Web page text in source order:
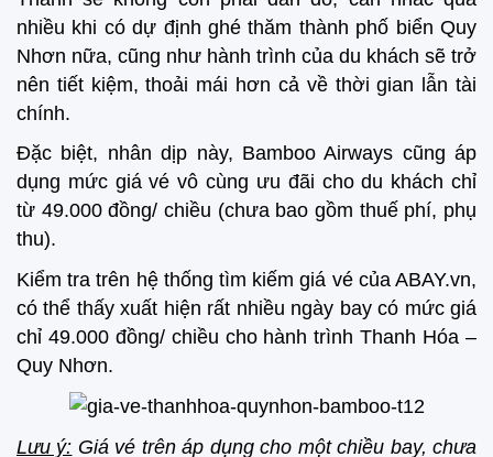
nhiều khi có dự định ghé thăm thành phố biển Quy
Nhơn nữa, cũng như hành trình của du khách sẽ trở
nên tiết kiệm, thoải mái hơn cả về thời gian lẫn tài
chính.
Đặc biệt, nhân dịp này, Bamboo Airways cũng áp
dụng mức giá vé vô cùng ưu đãi cho du khách chỉ
từ 49.000 đồng/ chiều (chưa bao gồm thuế phí, phụ
thu).
Kiểm tra trên hệ thống tìm kiếm giá vé của ABAY.vn,
có thể thấy xuất hiện rất nhiều ngày bay có mức giá
chỉ 49.000 đồng/ chiều cho hành trình Thanh Hóa –
Quy Nhơn.
Lưu ý: Giá vé trên áp dụng cho một chiều bay, chưa